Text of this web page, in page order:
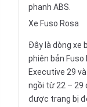
phanh ABS.
Xe Fuso Rosa
Đây là dòng xe
phiên bản Fuso
Executive 29
ngồi từ 22 – 29
được trang bị